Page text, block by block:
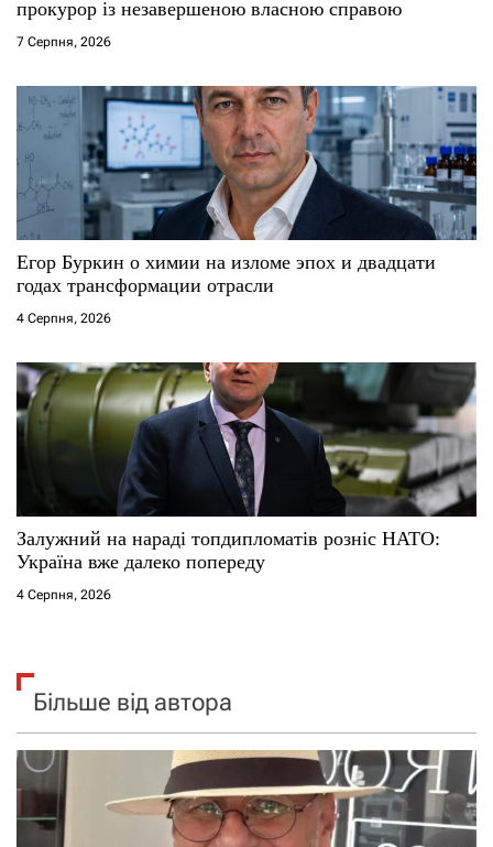
і
в
прокурор із незавершеною власною справою
7 Серпня, 2026
Егор Буркин о химии на изломе эпох и двадцати
годах трансформации отрасли
4 Серпня, 2026
Залужний на нараді топдипломатів розніс НАТО:
Україна вже далеко попереду
4 Серпня, 2026
Більше від автора